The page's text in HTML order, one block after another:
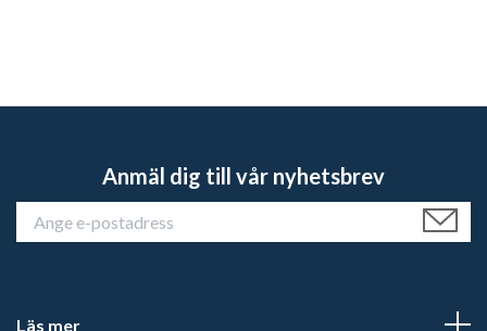
Anmäl dig till vår nyhetsbrev
Läs mer